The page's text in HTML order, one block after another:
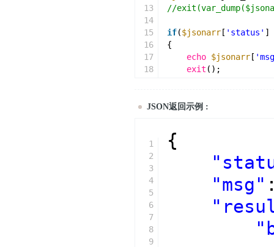
13
14
15
16
17
18
21
24
25
26
27
28
29
30
31
32
//
if($jsonarr [ 'status' ]
{
echo $jsonarr [
exit ();
$result =
$keyperson
$changerecord
=
$shareholder = $result
['name'
'
$basic ['regorgan'
['status' ].
JSON返回示例 :
1
2
3
4
5
6
7
8
9
{
"msg"